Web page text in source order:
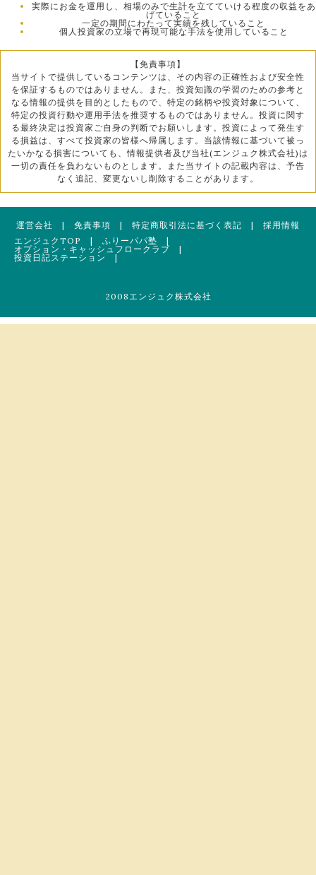
実際にお金を運用し、相場のみで生計を立てていける程度の収益をあ
げていること
一定の期間にわたって実績を残していること
個人投資家の立場で再現可能な手法を使用していること
【免責事項】
当サイトで提供しているコンテンツは、その内容の正確性および安全性
を保証するものではありません。また、投資知識の学習のための参考と
なる情報の提供を目的としたもので、特定の銘柄や投資対象について、
特定の投資行動や運用手法を推奨するものではありません。投資に関す
る最終決定は投資家ご自身の判断でお願いします。投資によって発生す
る損益は、すべて投資家の皆様へ帰属します。当該情報に基づいて被っ
たいかなる損害についても、情報提供者及び当社(エンジュク株式会社)は
一切の責任を負わないものとします。また当サイトの記載内容は、予告
なく追記、変更ないし削除することがあります。
運営会社 | 免責事項 | 特定商取引法に基づく表記 | 採用情報
エンジュクTOP
| ふりーパパ塾 |
オプション・キャッシュフロークラブ |
投資日記ステーション
|
2008エンジュク株式会社